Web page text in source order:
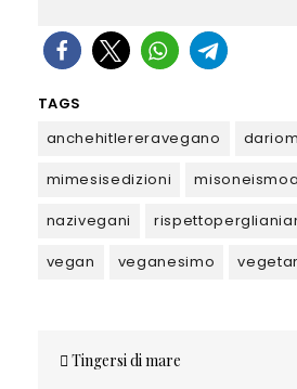
TAGS
anchehitlereravegano
mimesisedizioni
nazivegani
vegan
veganesimo
Navigazione
Tingersi di mare